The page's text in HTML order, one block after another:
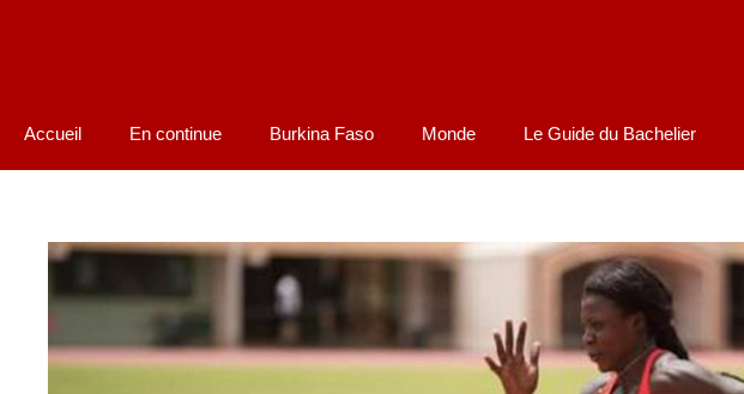
Accueil En continue Burkina Faso Monde Le Guide du Bachelier